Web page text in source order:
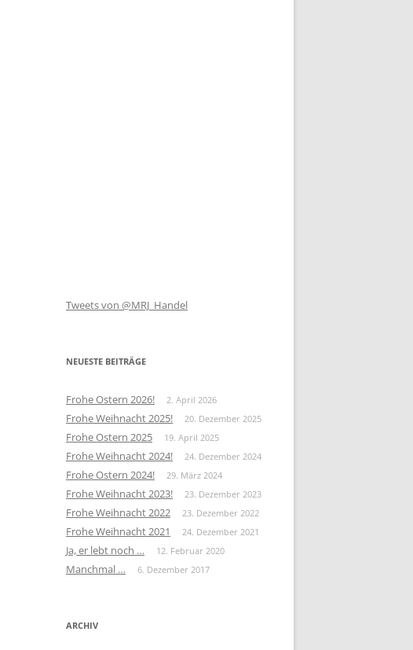
Tweets von @MRJ_Handel
NEUESTE BEITRÄGE
Frohe Ostern 2026! 2. April 2026
Frohe Weihnacht 2025! 20. Dezember 2025
Frohe Ostern 2025 19. April 2025
Frohe Weihnacht 2024! 24. Dezember 2024
Frohe Ostern 2024! 29. März 2024
Frohe Weihnacht 2023! 23. Dezember 2023
Frohe Weihnacht 2022 23. Dezember 2022
Frohe Weihnacht 2021 24. Dezember 2021
Ja, er lebt noch … 12. Februar 2020
Manchmal … 6. Dezember 2017
ARCHIV